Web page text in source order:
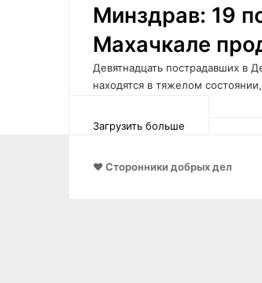
Минздрав: 19
Махачкале
Девятнадцать пострадавших в
находятся в тяжелом
Загрузить больше
❤️ Сторонники добрых дел